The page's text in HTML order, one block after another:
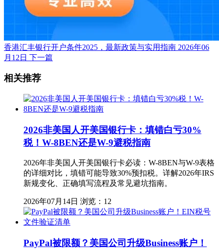
香港汇丰银行开户条件2025，最新政策与实用指南 2026年06
月12日 下一篇
相关推荐
2026非美国人开美国银行卡：填错白亏30%
税！W-8BEN还是W-9避税指南
2026年非美国人开美国银行卡必读：W-8BEN与W-9表格
的详细对比，填错可能导致30%预扣税。详解2026年IRS
新规变化、正确填写流程及常见避坑指南。
2026年07月14日 浏览：12
PayPal被限额？美国公司升级Business账户！